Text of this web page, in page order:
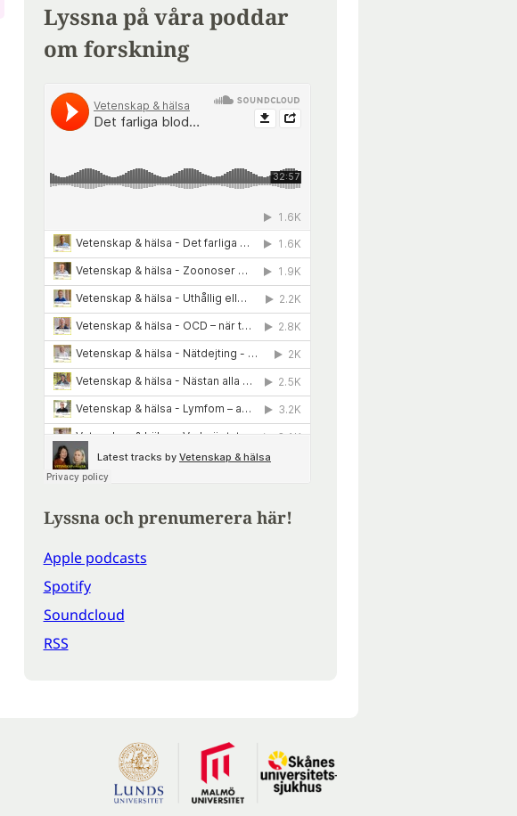
Lyssna på våra poddar
om forskning
Lyssna och prenumerera här!
Apple podcasts
Spotify
Soundcloud
RSS